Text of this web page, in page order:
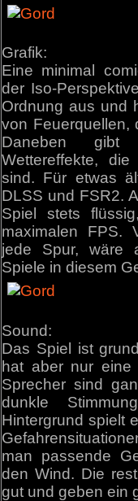
Grafik:
Eine minimal
der Iso-
Ordnung aus und
von Feuerquellen,
Daneben gibt
Wettereffekte,
sind. Für etwas
DLSS und FSR2.
Spiel stets
maximalen FPS.
jede Spur, wäre
Spiele in diesem
Sound:
Das Spiel ist
hat aber nur eine
Sprecher sind
dunkle
Hintergrund spielt
man passende
den Wind. Die
gut und geben ein